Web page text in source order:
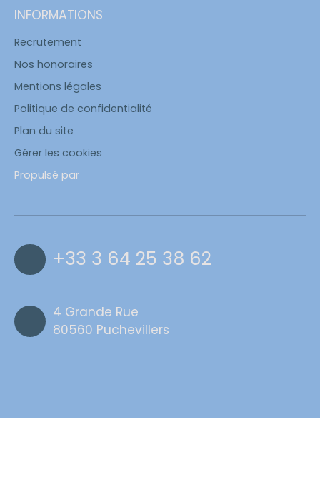
INFORMATIONS
Recrutement
Nos honoraires
Mentions légales
Politique de confidentialité
Plan du site
Gérer les cookies
Propulsé par
+33 3 64 25 38 62
4 Grande Rue
80560 Puchevillers